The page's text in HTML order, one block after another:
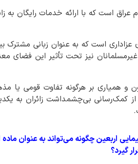
است که با ارائه خدمات رایگان به
است که به عنوان زبانی مشترک
نیز تحت تأثیر این فضای
و همیاری بر هرگونه تفاوت قومی یا
کمک‌رسانی بی‌چشمداشت زائران به
اربعین چگونه می‌تواند به عنوان ماده
گیرد؟